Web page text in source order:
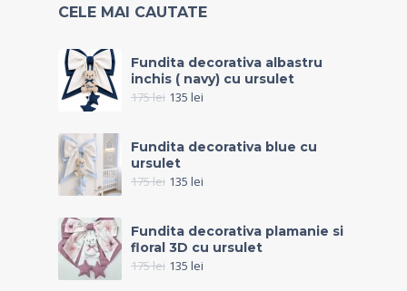
CELE MAI CAUTATE
Fundita decorativa albastru
inchis ( navy) cu ursulet
175lei 135 lei
Fundita decorativa blue cu
ursulet
175lei 135 lei
Fundita decorativa plamanie si
floral 3D cu ursulet
175lei 135 lei